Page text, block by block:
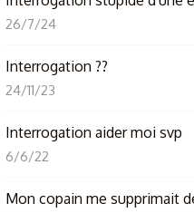
26/7/24
Interrogation ??
24/11/23
Interrogation aider moi svp
6/6/22
Mon copain me supprimait